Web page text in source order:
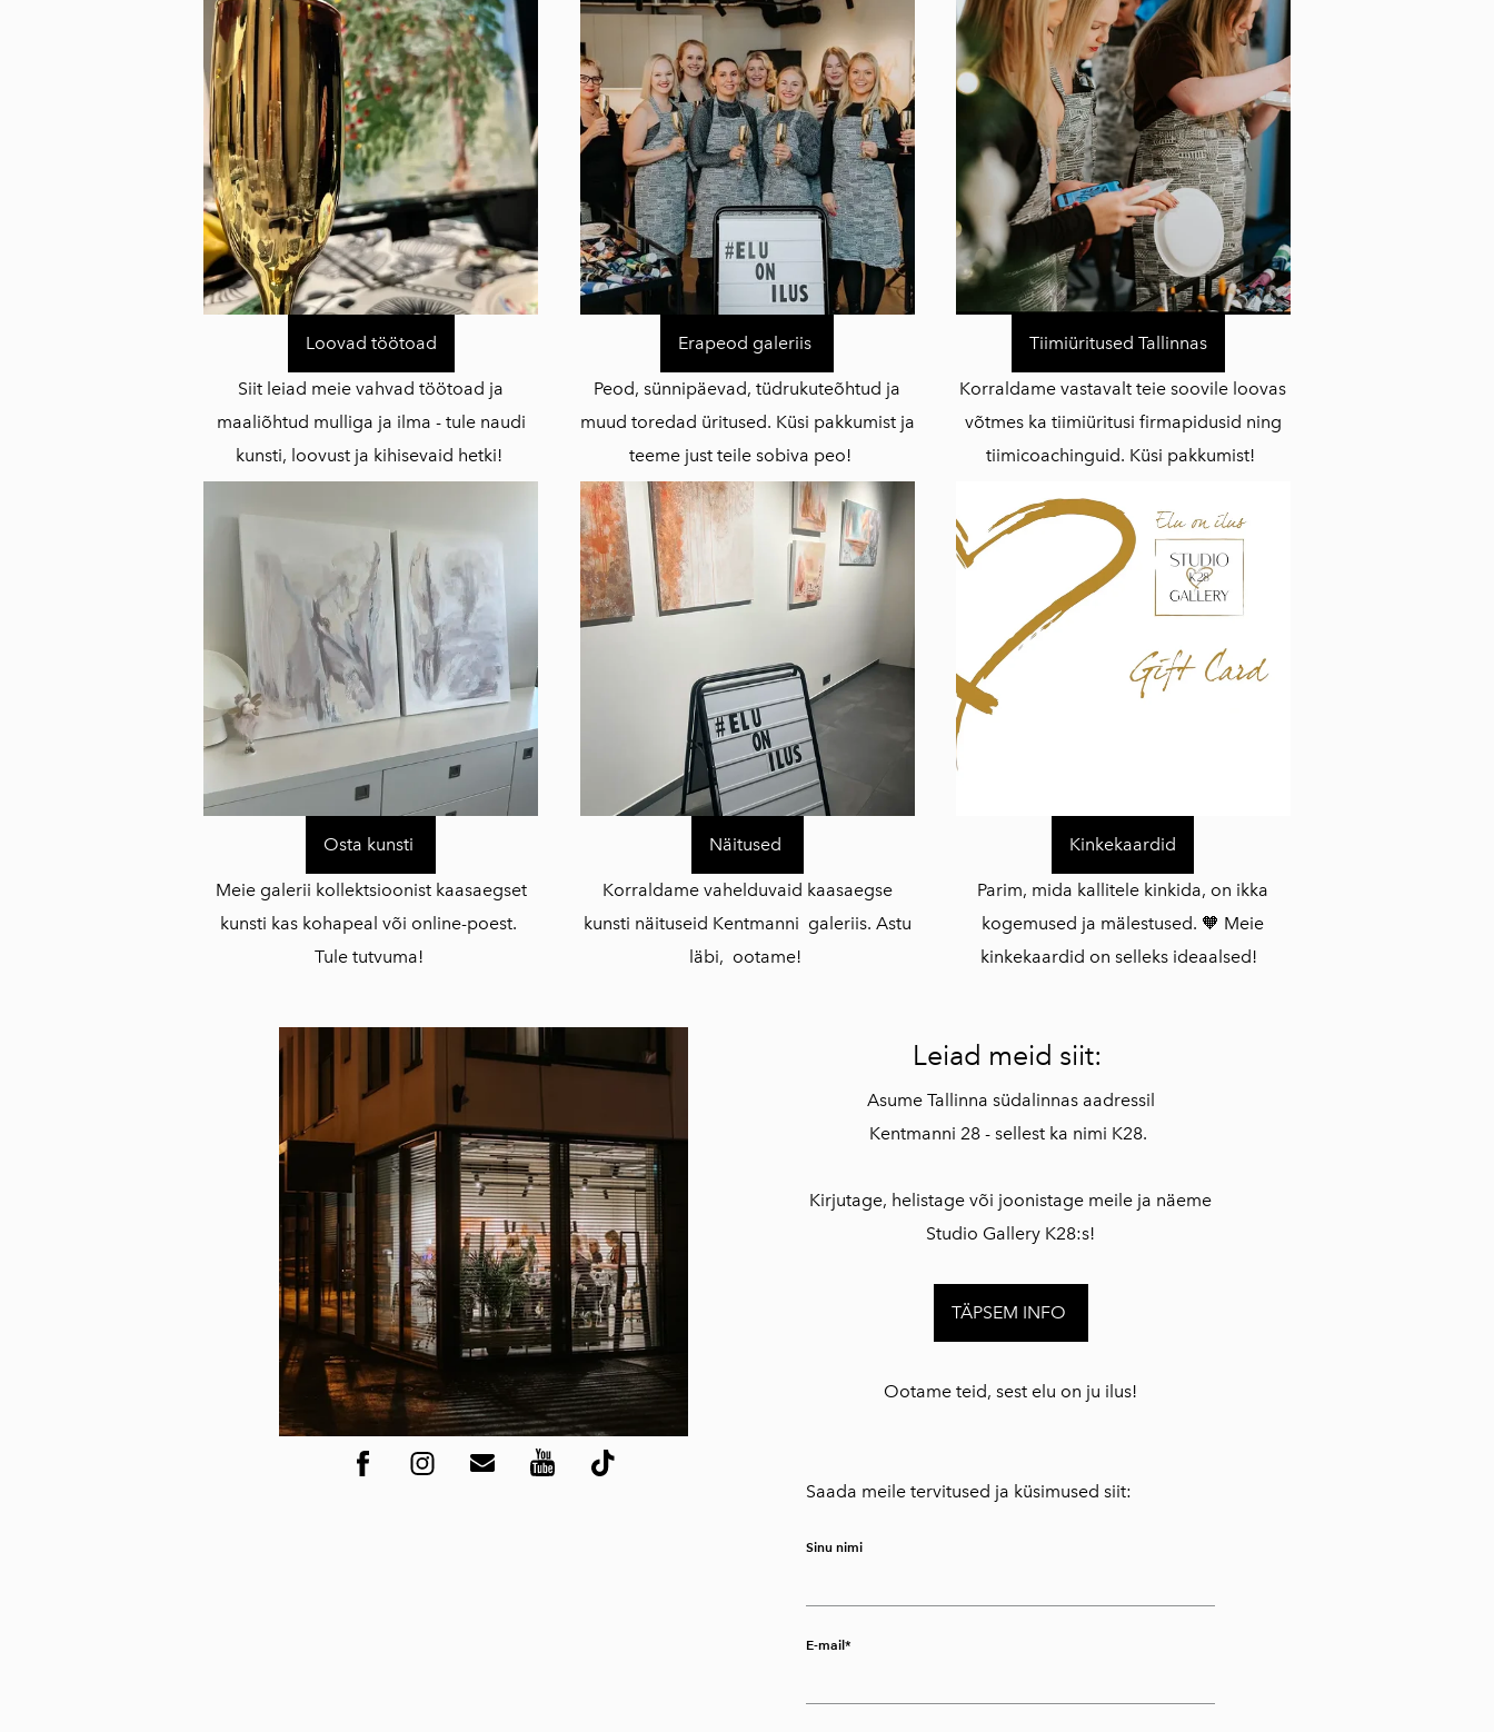
Loovad töötoad
Siit leiad meie vahvad töötoad ja
maaliõhtud mulliga ja ilma - tule naudi
kunsti, loovust ja kihisevaid hetki!
Erapeod galeriis
Peod, sünnipäevad, tüdrukuteõhtud ja
muud toredad üritused. Küsi pakkumist ja
teeme just teile sobiva peo!
Tiimiüritused Tallinnas
Korraldame vastavalt teie soovile loovas
võtmes ka tiimiüritusi firmapidusid ning
tiimicoachinguid. Küsi pakkumist!
Osta kunsti
Meie galerii kollektsioonist kaasaegset
kunsti kas kohapeal või online-poest.
Tule tutvuma!
Näitused
Korraldame vahelduvaid kaasaegse
kunsti näituseid Kentmanni galeriis. Astu
läbi, ootame!
Kinkekaardid
Parim, mida kallitele kinkida, on ikka
kogemused ja mälestused. 🧡 Meie
kinkekaardid on selleks ideaalsed!
Leiad meid siit:
Asume Tallinna südalinnas aadressil
Kentmanni 28 - sellest ka nimi K28.
Kirjutage, helistage või joonistage meile ja näeme
Studio Gallery K28:s!
TÄPSEM INFO
Ootame teid, sest elu on ju ilus!
Saada meile tervitused ja küsimused siit:
Sinu nimi
E-mail